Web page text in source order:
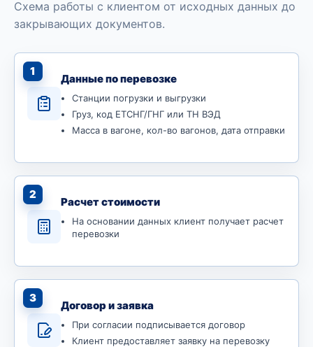
Схема работы с клиентом от исходных данных до
закрывающих документов.
1
Данные по перевозке
Станции погрузки и выгрузки
Груз, код ЕТСНГ/ГНГ или ТН ВЭД
Масса в вагоне, кол-во вагонов, дата отправки
2
Расчет стоимости
На основании данных клиент получает расчет
перевозки
3
Договор и заявка
При согласии подписывается договор
Клиент предоставляет заявку на перевозку